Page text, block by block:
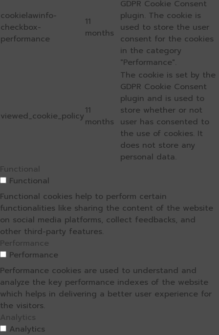
cookielawinfo-
checkbox-
performance
11
months
GDPR Cookie Consent
plugin. The cookie is
used to store the user
consent for the cookies
in the category
"Performance".
viewed_cookie_policy11
months
The cookie is set by the
GDPR Cookie Consent
plugin and is used to
store whether or not
user has consented to
the use of cookies. It
does not store any
personal data.
Functional
Functional
Functional cookies help to perform certain
functionalities like sharing the content of the website
on social media platforms, collect feedbacks, and
other third-party features.
Performance
Performance
Performance cookies are used to understand and
analyze the key performance indexes of the website
which helps in delivering a better user experience for
the visitors.
Analytics
Analytics